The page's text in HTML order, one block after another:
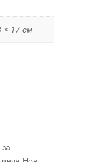
× 17 см